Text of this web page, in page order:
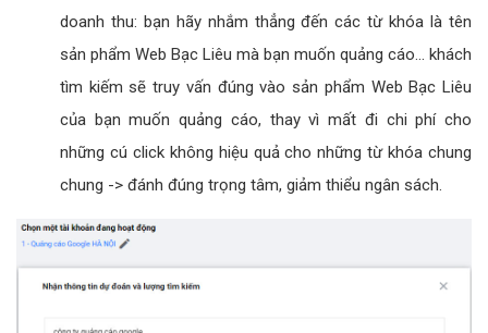
doanh thu: bạn hãy nhắm thẳng đến các từ khóa là tên
sản phẩm Web Bạc Liêu mà bạn muốn quảng cáo... khách
tìm kiếm sẽ truy vấn đúng vào sản phẩm Web Bạc Liêu
của bạn muốn quảng cáo, thay vì mất đi chi phí cho
những cú click không hiệu quả cho những từ khóa chung
chung -> đánh đúng trọng tâm, giảm thiểu ngân sách.